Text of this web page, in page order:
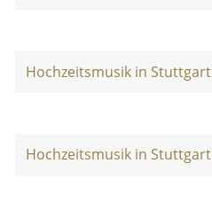
Hochzeitsmusik in Stuttgart
Hochzeitsmusik in Stuttgart